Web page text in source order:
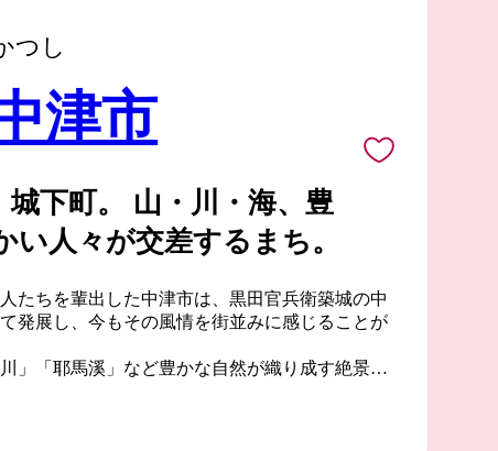
つし
津市
下町。 山・川・海、豊
い人々が交差するまち。
たちを輩出した中津市は、黒田官兵衛築城の中
発展し、今もその風情を街並みに感じることが
」「耶馬溪」など豊かな自然が織り成す絶景